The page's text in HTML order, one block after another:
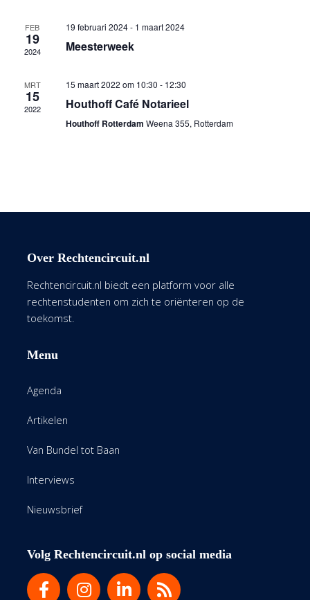
FEB
19
2024
19 februari 2024- 1 maart 2024
Meesterweek
MRT
15
2022
15 maart 2022 om 10:30 - 12:30
Houthoff Café Notarieel
Houthoff Rotterdam Weena 355, Rotterdam
Over Rechtencircuit.nl
Rechtencircuit.nl biedt een platform voor alle
rechtenstudenten om zich te oriënteren op de
toekomst.
Menu
Agenda
Artikelen
Van Bundel tot Baan
Interviews
Nieuwsbrief
Volg Rechtencircuit.nl op social media